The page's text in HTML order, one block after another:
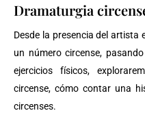
Dramaturgia
Desde la presencia del artista
un número circense,
ejercicios físicos,
circense, cómo contar una
circenses.